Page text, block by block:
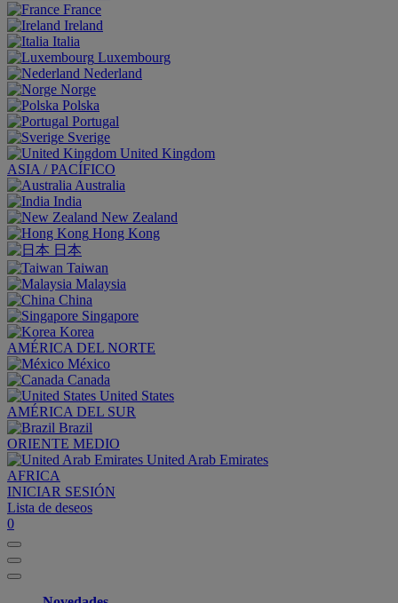
France
Ireland
Italia
Luxembourg
Nederland
Norge
Polska
Portugal
Sverige
United Kingdom
ASIA / PACÍFICO
Australia
India
New Zealand
Hong Kong
日本
Taiwan
Malaysia
China
Singapore
Korea
AMÉRICA DEL NORTE
México
Canada
United States
AMÉRICA DEL SUR
Brazil
ORIENTE MEDIO
United Arab Emirates
AFRICA
INICIAR SESIÓN
Lista de deseos
0